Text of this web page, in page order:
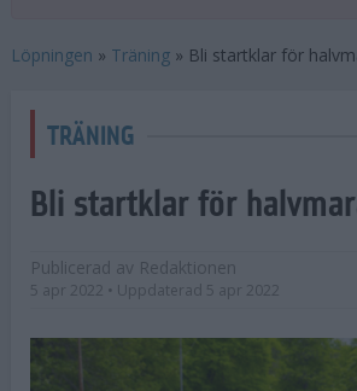
Löpningen » Träning » Bli startklar för
TRÄNING
Bli startklar för
Publicerad av Redaktionen
5 apr 2022 • Uppdaterad 5 apr 2022